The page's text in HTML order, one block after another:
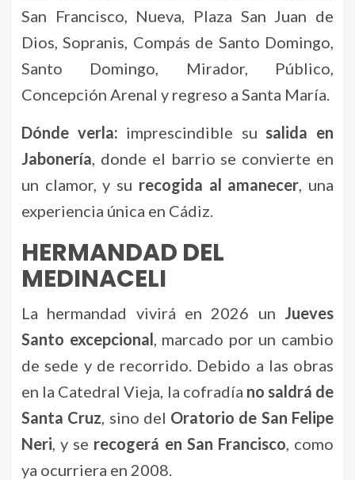
San Francisco, Nueva, Plaza San Juan de
Dios, Sopranis, Compás de Santo Domingo,
Santo Domingo, Mirador, Público,
Concepción Arenal y regreso a Santa María.
Dónde verla: imprescindible su salida en
Jabonería, donde el barrio se convierte en
un clamor, y su recogida al amanecer, una
experiencia única en Cádiz.
HERMANDAD DEL
MEDINACELI
La hermandad vivirá en 2026 un Jueves
Santo excepcional, marcado por un cambio
de sede y de recorrido. Debido a las obras
en la Catedral Vieja, la cofradía no saldrá de
Santa Cruz, sino del Oratorio de San Felipe
Neri, y se recogerá en San Francisco, como
ya ocurriera en 2008.